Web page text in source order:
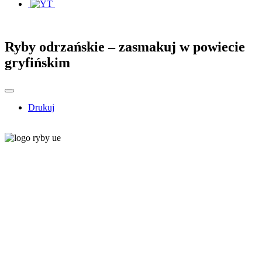
Ryby odrzańskie – zasmakuj w powiecie
gryfińskim
Drukuj